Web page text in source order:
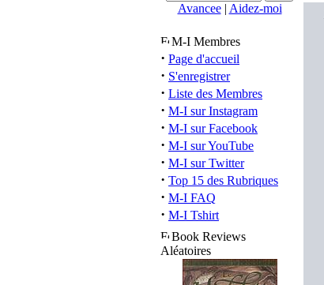
Avancee| Aidez-moi
M-I Membres
· Page d'accueil
· S'enregistrer
· Liste des Membres
· M-I sur Instagram
· M-I sur Facebook
· M-I sur YouTube
· M-I sur Twitter
· Top 15 des Rubriques
· M-I FAQ
· M-I Tshirt
Book Reviews
Aléatoires